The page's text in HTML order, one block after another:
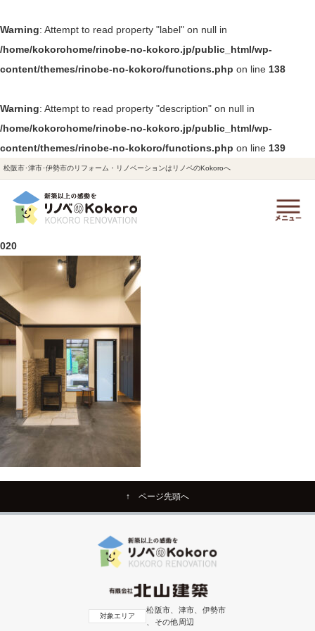
Warning: Attempt to read property "label" on null in
/home/kokorohome/rinobe-no-kokoro.jp/public_html/wp-
content/themes/rinobe-no-kokoro/functions.php on line 138
Warning: Attempt to read property "description" on null in
/home/kokorohome/rinobe-no-kokoro.jp/public_html/wp-
content/themes/rinobe-no-kokoro/functions.php on line 139
松阪市･津市･伊勢市のリフォーム・リノベーションはリノベのKokoroへ
020
↑ ページ先頭へ
対象エリア
松阪市、津市、伊勢市
、その他周辺